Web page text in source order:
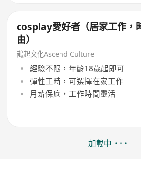
cosplay愛好者（居家工作，
由）
鵲起文化Ascend Culture
經驗不限，年齡18歲起即可
彈性工時，可選擇在家工作
月薪保底，工作時間靈活
加載中